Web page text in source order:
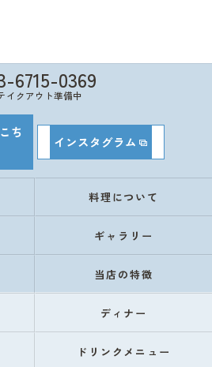
6715-0369
イクアウト準備中
ち
インスタグラム
料理について
ギャラリー
当店の特徴
ディナー
ドリンクメニュー